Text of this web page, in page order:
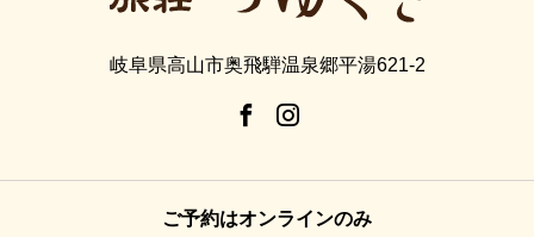
岐阜県高山市奥飛騨温泉郷平湯621-2
ご予約はオンラインのみ